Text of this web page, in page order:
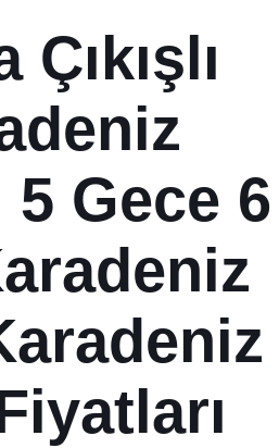
5 Gece 6